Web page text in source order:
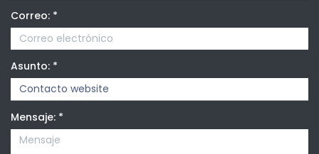
Correo: *
Asunto: *
Mensaje: *